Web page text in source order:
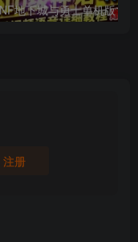
注册